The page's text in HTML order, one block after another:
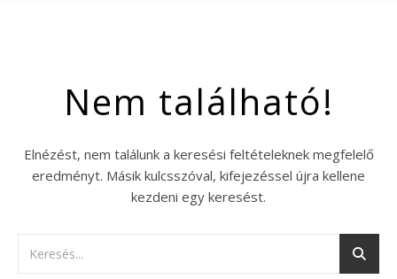
Nem található!
Elnézést, nem találunk a keresési feltételeknek megfelelő
eredményt. Másik kulcsszóval, kifejezéssel újra kellene
kezdeni egy keresést.